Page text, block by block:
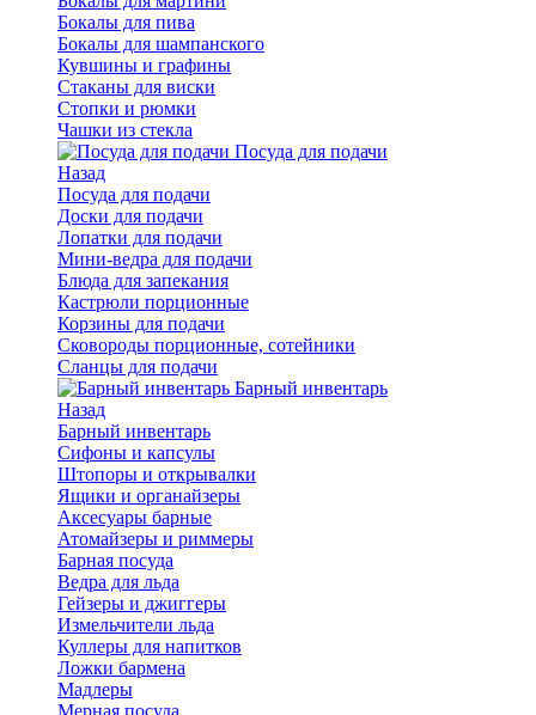
Бокалы для пива
Бокалы для шампанского
Кувшины и графины
Стаканы для виски
Стопки и рюмки
Чашки из стекла
Посуда для подачи
Назад
Посуда для подачи
Доски для подачи
Лопатки для подачи
Мини-ведра для подачи
Блюда для запекания
Кастрюли порционные
Корзины для подачи
Сковороды порционные, сотейники
Сланцы для подачи
Барный инвентарь
Назад
Барный инвентарь
Сифоны и капсулы
Штопоры и открывалки
Ящики и органайзеры
Аксесуары барные
Атомайзеры и риммеры
Барная посуда
Ведра для льда
Гейзеры и джиггеры
Измельчители льда
Куллеры для напитков
Ложки бармена
Мадлеры
Мерная посуда